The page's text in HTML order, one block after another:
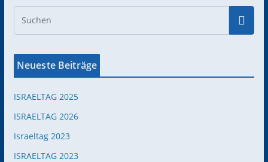
Neueste Beiträge
ISRAELTAG 2025
ISRAELTAG 2026
Israeltag 2023
ISRAELTAG 2023